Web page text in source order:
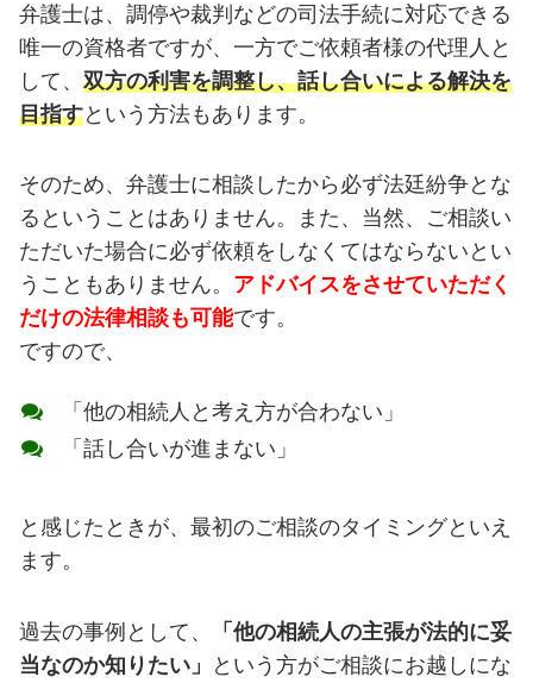
弁護士は、調停や裁判などの司法手続に対応できる
唯一の資格者ですが、一方でご依頼者様の代理人と
して、 双方の利害を調整し、話し合いによる解決を
目指すという方法もあります。
そのため、弁護士に相談したから必ず法廷紛争とな
るということはありません。また、当然、ご相談い
ただいた場合に必ず依頼をしなくてはならないとい
うこともありません。 アドバイスをさせていただく
だけの法律相談も可能です。
ですので、
「他の相続人と考え方が合わない」
「話し合いが進まない」
と感じたときが、最初のご相談のタイミングといえ
ます。
過去の事例として、
「他の相続人の主張が法的に妥
当なのか知りたい」
という方がご相談にお越しにな